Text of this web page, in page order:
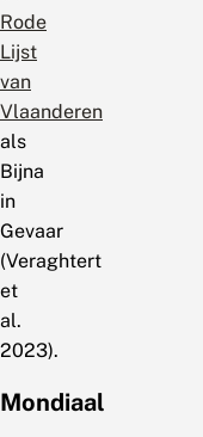
Rode
Lijst
van
Vlaanderen
als
Bijna
in
Gevaar
(Veraghtert
et
al.
2023).
Mondiaal